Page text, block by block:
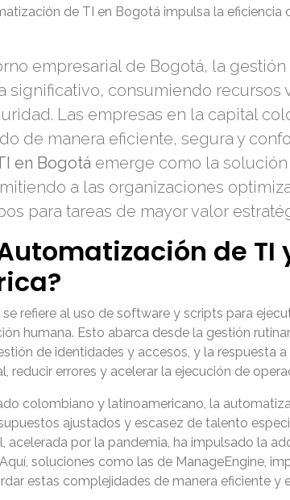
de TI en Bogotá impulsa la eficiencia
empresarial de Bogotá, la
consumiendo recursos
Las empresas en la capital
de manera eficiente, segura y
en Bogotá emerge como la
a las organizaciones
para tareas de mayor valor
de TI
refiere al uso de software y scripts para
humana. Esto abarca desde la gestión
de identidades y accesos, y la respuesta
reducir errores y acelerar la ejecución de
colombiano y latinoamericano, la
ajustados y escasez de talento
acelerada por la pandemia, ha impulsado la
soluciones como las de ManageEngine,
estas complejidades de manera eficiente y